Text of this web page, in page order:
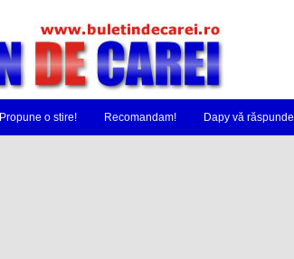
Propune o stire! Recomandam! Dapy vă răspunde